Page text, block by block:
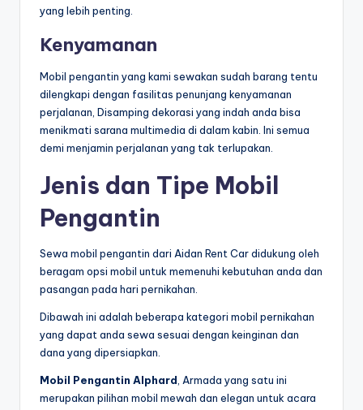
yang lebih penting.
Kenyamanan
Mobil pengantin yang kami sewakan sudah barang tentu
dilengkapi dengan fasilitas penunjang kenyamanan
perjalanan, Disamping dekorasi yang indah anda bisa
menikmati sarana multimedia di dalam kabin. Ini semua
demi menjamin perjalanan yang tak terlupakan.
Jenis dan Tipe Mobil
Pengantin
Sewa mobil pengantin dari Aidan Rent Car didukung oleh
beragam opsi mobil untuk memenuhi kebutuhan anda dan
pasangan pada hari pernikahan.
Dibawah ini adalah beberapa kategori mobil pernikahan
yang dapat anda sewa sesuai dengan keinginan dan
dana yang dipersiapkan.
Mobil Pengantin Alphard , Armada yang satu ini
merupakan pilihan mobil mewah dan elegan untuk acara